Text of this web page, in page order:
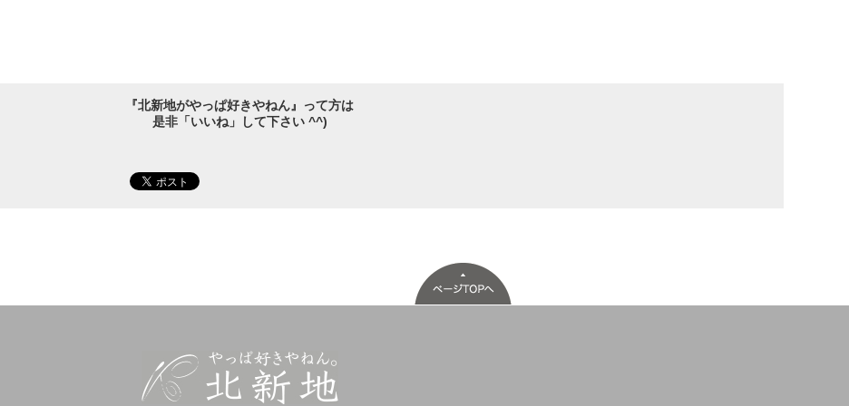
『北新地がやっぱ好きやねん』って方は
是非「いいね」して下さい ^^)